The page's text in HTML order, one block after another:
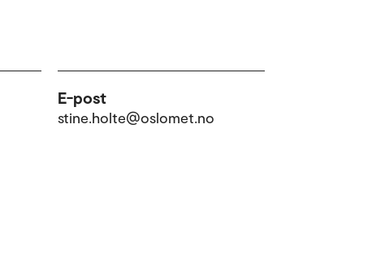
E-post
stine.holte@oslomet.no